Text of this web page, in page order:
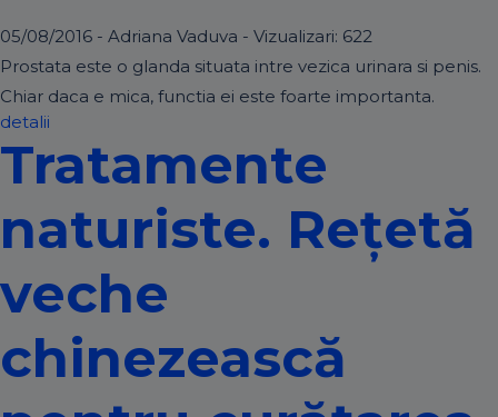
05/08/2016 - Adriana Vaduva - Vizualizari: 622
Prostata este o glanda situata intre vezica urinara si penis.
Chiar daca e mica, functia ei este foarte importanta.
detalii
Tratamente
naturiste. Reţetă
veche
chinezească